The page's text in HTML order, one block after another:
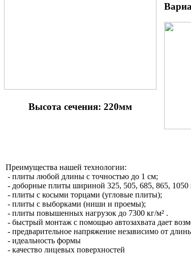
Высота сечения: 220мм
Преимущества нашей технологии:
- плиты любой длины с точностью до 1 см;
- доборные плиты шириной 325, 505, 685, 865, 1050
- плиты с косыми торцами (угловые плиты);
- плиты с выборками (ниши и проемы);
- плиты повышенных нагрузок до 7300 кг/м² .
- быстрый монтаж с помощью автозахвата дает
- предварительное напряжение независимо от
- идеальность формы
- качество лицевых поверхностей